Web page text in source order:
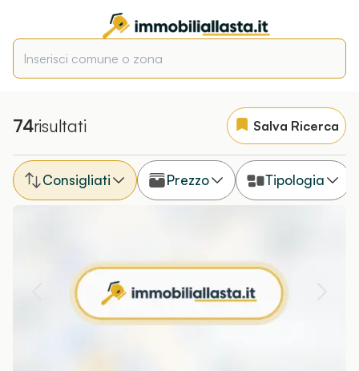
74risultati Salva Ricerca
Prezzo Tipologia
Consigliati